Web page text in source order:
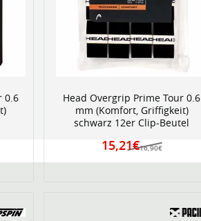
0.6
Head Overgrip Prime Tour 0.6
mm (Komfort, Griffigkeit)
schwarz 12er Clip-Beutel
16,90€
15,21€